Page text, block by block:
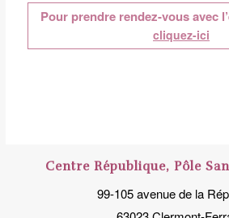
Pour prendre rendez-vous avec
cliquez-ici
Centre République, Pôle
99-105 avenue de la